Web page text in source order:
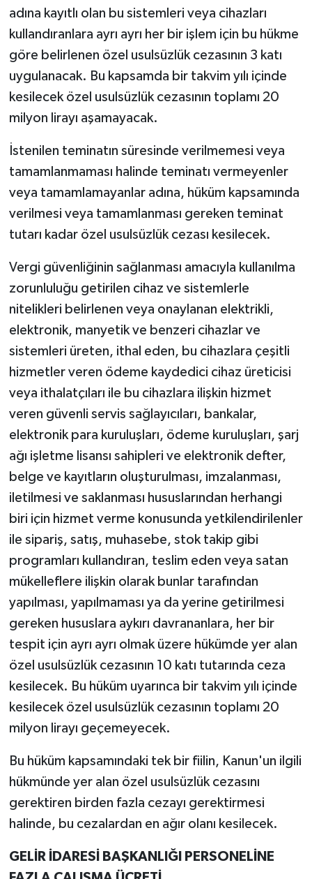
adına kayıtlı olan bu sistemleri veya cihazları
kullandıranlara ayrı ayrı her bir işlem için bu hükme
göre belirlenen özel usulsüzlük cezasının 3 katı
uygulanacak. Bu kapsamda bir takvim yılı içinde
kesilecek özel usulsüzlük cezasının toplamı 20
milyon lirayı aşamayacak.
İstenilen teminatın süresinde verilmemesi veya
tamamlanmaması halinde teminatı vermeyenler
veya tamamlamayanlar adına, hüküm kapsamında
verilmesi veya tamamlanması gereken teminat
tutarı kadar özel usulsüzlük cezası kesilecek.
Vergi güvenliğinin sağlanması amacıyla kullanılma
zorunluluğu getirilen cihaz ve sistemlerle
nitelikleri belirlenen veya onaylanan elektrikli,
elektronik, manyetik ve benzeri cihazlar ve
sistemleri üreten, ithal eden, bu cihazlara çeşitli
hizmetler veren ödeme kaydedici cihaz üreticisi
veya ithalatçıları ile bu cihazlara ilişkin hizmet
veren güvenli servis sağlayıcıları, bankalar,
elektronik para kuruluşları, ödeme kuruluşları, şarj
ağı işletme lisansı sahipleri ve elektronik defter,
belge ve kayıtların oluşturulması, imzalanması,
iletilmesi ve saklanması hususlarından herhangi
biri için hizmet verme konusunda yetkilendirilenler
ile sipariş, satış, muhasebe, stok takip gibi
programları kullandıran, teslim eden veya satan
mükelleflere ilişkin olarak bunlar tarafından
yapılması, yapılmaması ya da yerine getirilmesi
gereken hususlara aykırı davrananlara, her bir
tespit için ayrı ayrı olmak üzere hükümde yer alan
özel usulsüzlük cezasının 10 katı tutarında ceza
kesilecek. Bu hüküm uyarınca bir takvim yılı içinde
kesilecek özel usulsüzlük cezasının toplamı 20
milyon lirayı geçemeyecek.
Bu hüküm kapsamındaki tek bir fiilin, Kanun'un ilgili
hükmünde yer alan özel usulsüzlük cezasını
gerektiren birden fazla cezayı gerektirmesi
halinde, bu cezalardan en ağır olanı kesilecek.
GELİR İDARESİ BAŞKANLIĞI PERSONELİNE